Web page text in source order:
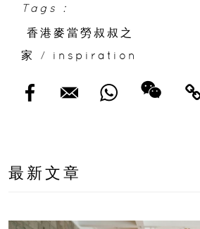
Tags :
香港麥當勞叔叔之
家
/ inspiration
最新文章